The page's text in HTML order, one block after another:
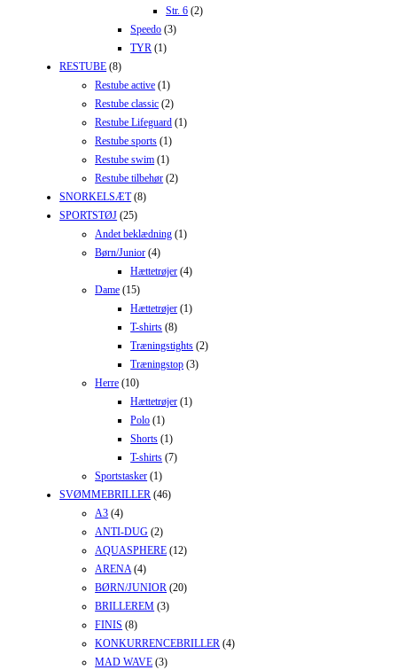
Str. 6 (2)
Speedo (3)
TYR (1)
RESTUBE (8)
Restube active (1)
Restube classic (2)
Restube Lifeguard (1)
Restube sports (1)
Restube swim (1)
Restube tilbehør (2)
SNORKELSÆT (8)
SPORTSTØJ (25)
Andet beklædning (1)
Børn/Junior (4)
Hættetrøjer (4)
Dame (15)
Hættetrøjer (1)
T-shirts (8)
Træningstights (2)
Træningstop (3)
Herre (10)
Hættetrøjer (1)
Polo (1)
Shorts (1)
T-shirts (7)
Sportstasker (1)
SVØMMEBRILLER (46)
A3 (4)
ANTI-DUG (2)
AQUASPHERE (12)
ARENA (4)
BØRN/JUNIOR (20)
BRILLEREM (3)
FINIS (8)
KONKURRENCEBRILLER (4)
MAD WAVE (3)